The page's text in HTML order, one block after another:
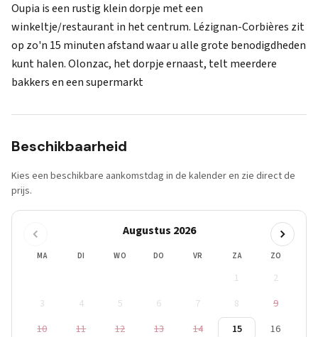
Oupia is een rustig klein dorpje met een
winkeltje/restaurant in het centrum. Lézignan-Corbières zit
op zo'n 15 minuten afstand waar u alle grote benodigdheden
kunt halen. Olonzac, het dorpje ernaast, telt meerdere
bakkers en een supermarkt
Beschikbaarheid
Kies een beschikbare aankomstdag in de kalender en zie direct de
prijs.
Augustus 2026
MA DI WO DO VR ZA ZO
1
2
3
4 5 6 7 8
9
10
11 12 13 14 15
16